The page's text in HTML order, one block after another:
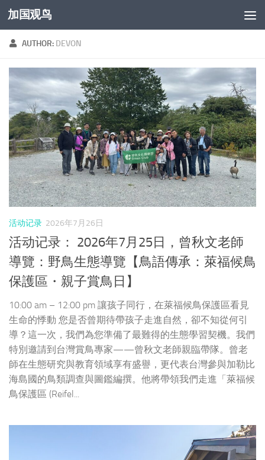
Skip to content
加国观鸟
AUTHOR: DEVON
活动记录 2026年7月26日
活动记录： 2026年7月25日，曾秋文老師
導覽：野鳥生態導覽【鳥語傳承：萊福候鳥
保護區・親子賞鳥日】
10:00 am – 12:00 pm 讓孩子同行，在萊福候鳥保護區看見
生命的悸動 您是否曾期待帶孩子走進自然，卻不知從何引
導？這一次，我們為您準備了最難得的生態學習契機。我們
特別邀請到台灣賞鳥專家——曾秋文老師親臨帶隊。曾老
師在生態研究與教育領域享有盛譽，更代表台灣參與加勒比
海島國的鳥類調查與圖鑑編撰。他將帶領我們走進「萊福候
鳥保護區 (Reifel...